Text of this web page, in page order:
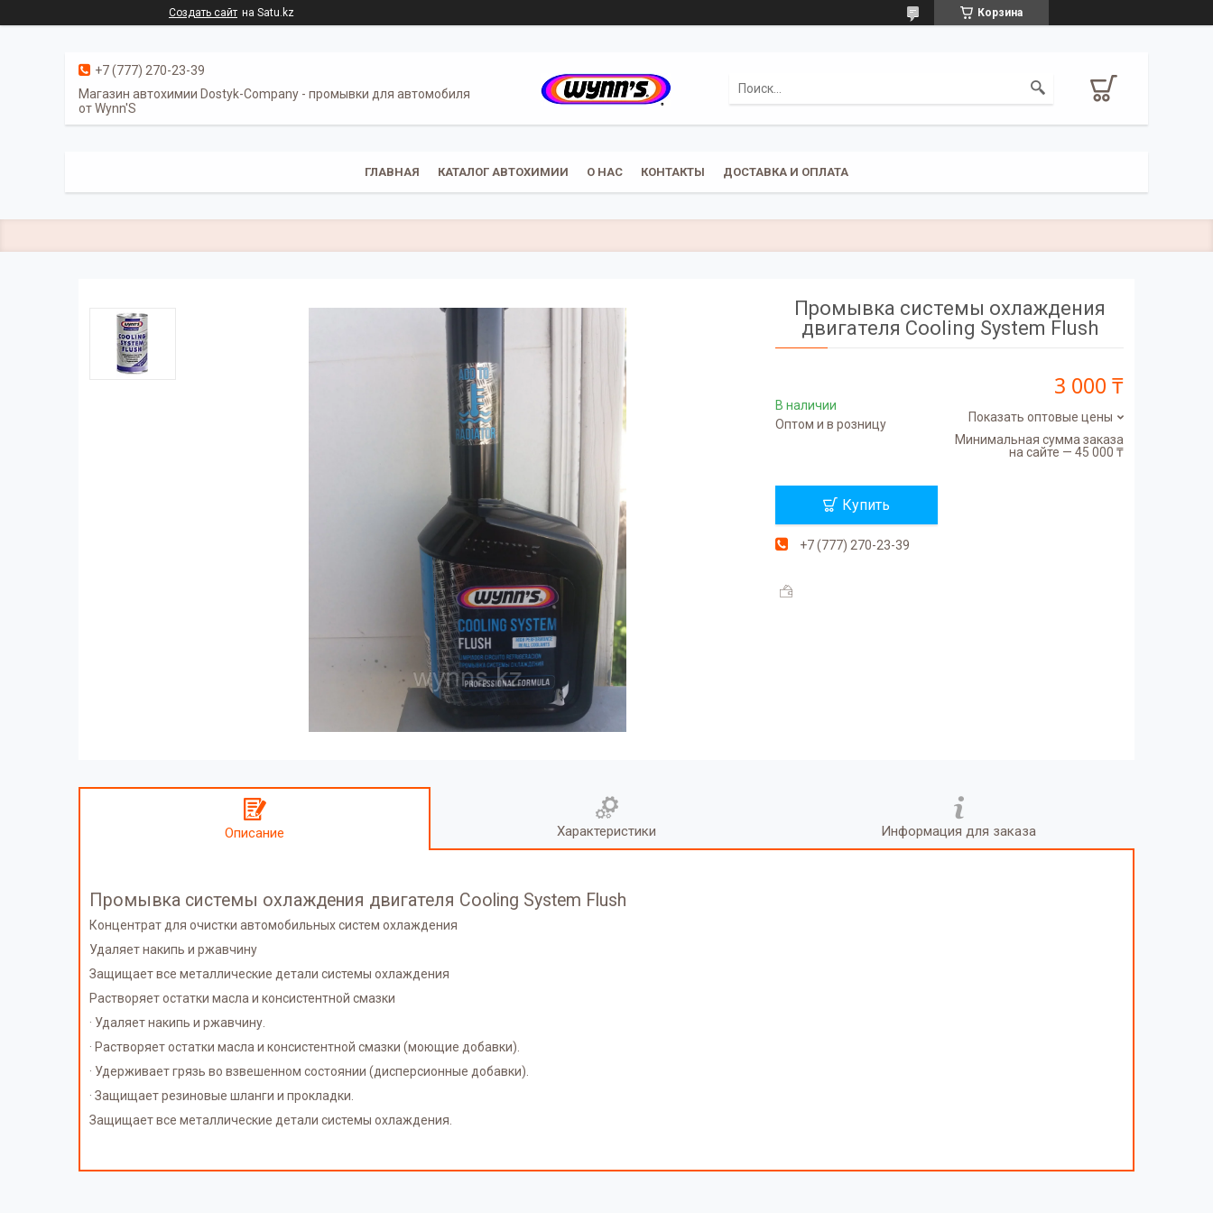
Создать сайт на Satu.kz Корзина
+7 (777) 270-23-39
Магазин автохимии Dostyk-Сompany - промывки для автомобиля
от Wynn'S
ГЛАВНАЯ КАТАЛОГ АВТОХИМИИ О НАС КОНТАКТЫ ДОСТАВКА И ОПЛАТА
Промывка системы охлаждения
двигателя Cooling System Flush
В наличии
Оптом и в розницу
3 000 ₸
Показать оптовые цены
Минимальная сумма заказа
на сайте — 45 000 ₸
Купить
+7 (777) 270-23-39
Описание Характеристики Информация для заказа
Промывка системы охлаждения двигателя Cooling System Flush
Концентрат для очистки автомобильных систем охлаждения
Удаляет накипь и ржавчину
Защищает все металлические детали системы охлаждения
Растворяет остатки масла и консистентной смазки
· Удаляет накипь и ржавчину.
· Растворяет остатки масла и консистентной смазки (моющие добавки).
· Удерживает грязь во взвешенном состоянии (дисперсионные добавки).
· Защищает резиновые шланги и прокладки.
Защищает все металлические детали системы охлаждения.